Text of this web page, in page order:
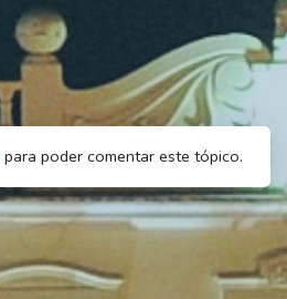
para poder comentar este tópico.